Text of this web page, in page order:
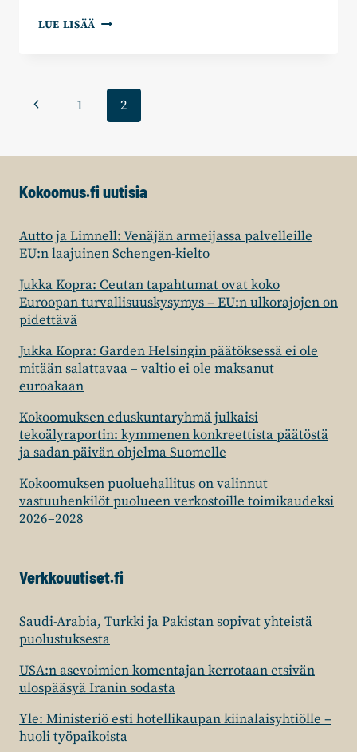
LUE LISÄÄ VÄLIKYSYMYS
UUDISTUKSESTA
Sivunavigointi
Edellinen
1 2
Kokoomus.fi uutisia
Autto ja Limnell: Venäjän armeijassa palvelleille
EU:n laajuinen Schengen-kielto
Jukka Kopra: Ceutan tapahtumat ovat koko
Euroopan turvallisuuskysymys – EU:n ulkorajojen on
pidettävä
Jukka Kopra: Garden Helsingin päätöksessä ei ole
mitään salattavaa – valtio ei ole maksanut
euroakaan
Kokoomuksen eduskuntaryhmä julkaisi
tekoälyraportin: kymmenen konkreettista päätöstä
ja sadan päivän ohjelma Suomelle
Kokoomuksen puoluehallitus on valinnut
vastuuhenkilöt puolueen verkostoille toimikaudeksi
2026–2028
Verkkouutiset.fi
Saudi-Arabia, Turkki ja Pakistan sopivat yhteistä
puolustuksesta
USA:n asevoimien komentajan kerrotaan etsivän
ulospääsyä Iranin sodasta
Yle: Ministeriö esti hotellikaupan kiinalaisyhtiölle –
huoli työpaikoista